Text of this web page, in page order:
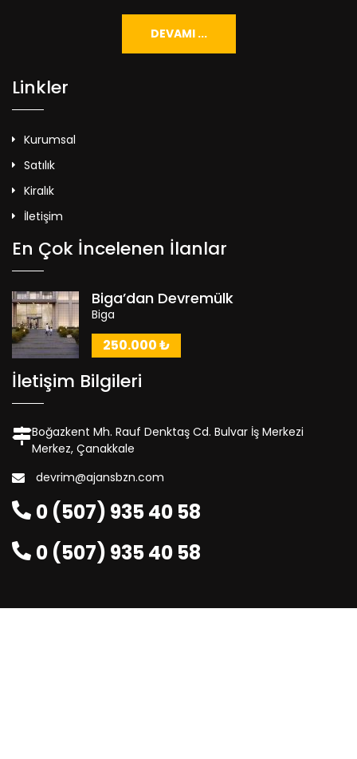
DEVAMI ...
Linkler
Kurumsal
Satılık
Kiralık
İletişim
En Çok İncelenen İlanlar
Biga’dan Devremülk
Biga
250.000 ₺
İletişim Bilgileri
Boğazkent Mh. Rauf Denktaş Cd. Bulvar İş Merkezi
Merkez, Çanakkale
devrim@ajansbzn.com
0 (507) 935 40 58
0 (507) 935 40 58